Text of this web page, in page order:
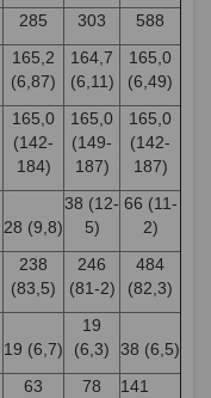
285 303
588
165,2
(6,87)
164,7
(6,11)
165,0
(6,49)
165,0
(142-
184)
165,0
(149-
187)
165,0
(142-
187)
28 (9,8)
38 (12-
5)
66 (11-
2)
238
(83,5)
246
(81-2)
484
(82,3)
19 (6,7)
19
(6,3)
38 (6,5)
63
78
141